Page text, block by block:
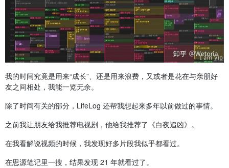
我的时间究竟是用来“成长”、还是用来浪费，又或者是花在与亲朋好
友之间相处，我能一览无余。
除了时间有关的部分，LifeLog 还帮我想起来多年以前做过的事情。
之前我让朋友给我推荐电视剧，他给我推荐了《白夜追凶》。
在我看解说视频的时候，我发现好多片段我似乎都看过。
在思源笔记里一搜，结果发现 21 年就看过了。